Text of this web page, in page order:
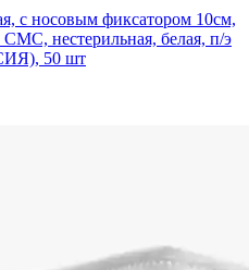
с носовым фиксатором 10см,
СМС, нестерильная, белая, п/э
50 шт